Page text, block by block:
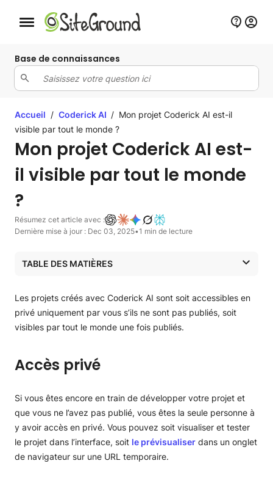
Bouton de navigation mobile
Base de connaissances
Accueil / Coderick AI / Mon projet Coderick AI est-il
visible par tout le monde ?
Mon projet Coderick AI est-
il visible par tout le monde
?
Résumez cet article avec :
Dernière mise à jour : Dec 03, 2025•1 min de lecture
TABLE DES MATIÈRES
Accès public
Les projets créés avec Coderick AI sont soit accessibles en
privé uniquement par vous s’ils ne sont pas publiés, soit
visibles par tout le monde une fois publiés.
Accès privé
Si vous êtes encore en train de développer votre projet et
que vous ne l’avez pas publié, vous êtes la seule personne à
y avoir accès en privé. Vous pouvez soit visualiser et tester
le projet dans l’interface, soit le prévisualiser dans un onglet
de navigateur sur une URL temporaire.